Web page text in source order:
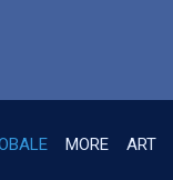
MORE ART